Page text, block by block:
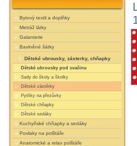
Bytový textil a doplňky
Metráž látky
Galanterie
Bavlněné šátky
Dětské ubrousky, zásterky, chňapky
Dětské ubrousky pod svačinu
Sady do školy a školky
Dětské zástěrky
Pytlíky na přezůvky
Dětské chňapky
Dětské sedáky
Kuchyňské chňapky a sedáky
Povlaky na polštáře
Anatomické a relax polštáře